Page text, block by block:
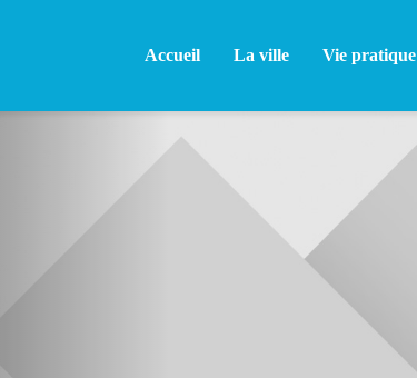
Accueil La ville Vie pratique